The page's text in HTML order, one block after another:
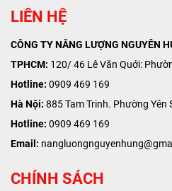
LIÊN HỆ
CÔNG TY NĂNG LƯỢNG NGUYÊN
TPHCM: 120/ 46 Lê Văn Quới:
Hotline: 0909 469 169
Hà Nội: 885 Tam Trinh. Phường Yên
Hotline: 0909 469 169
Email:
CHÍNH SÁCH